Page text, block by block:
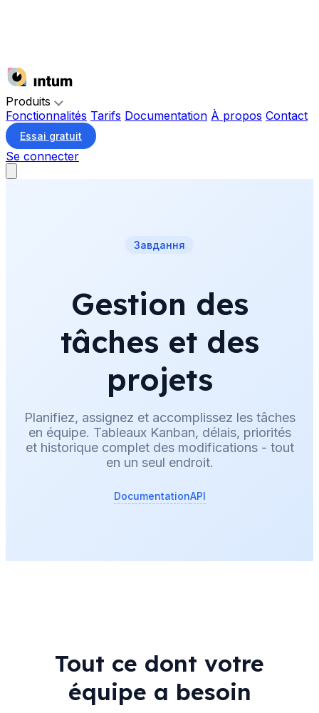
Produits
Fonctionnalités Tarifs Documentation À propos Contact
Essai gratuit
Se connecter
Завдання
Gestion des
tâches et des
projets
Planifiez, assignez et accomplissez les tâches
en équipe. Tableaux Kanban, délais, priorités
et historique complet des modifications - tout
en un seul endroit.
DocumentationAPI
Tout ce dont votre
équipe a besoin